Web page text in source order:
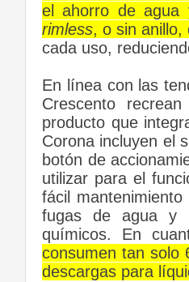
el ahorro de agua
rimless, o sin
cada uso,
En línea con las
Crescento
producto que
Corona incluyen el
botón de
utilizar para el
fácil
fugas de agua y
químicos. En
consumen tan solo
descargas para